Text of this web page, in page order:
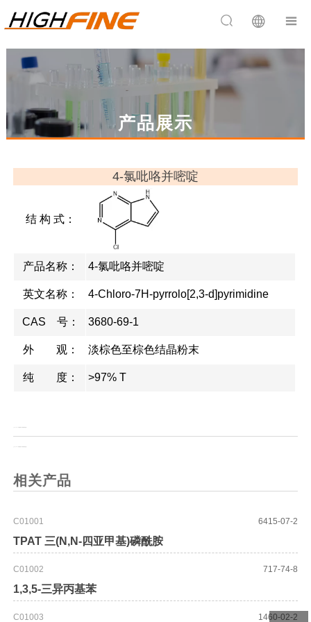
 
产品展示
4-氯吡咯并嘧啶
结 构 式：
产品名称： 4-氯吡咯并嘧啶
英文名称： 4-Chloro-7H-pyrrolo[2,3-d]pyrimidine
CAS 号： 3680-69-1
外 观： 淡棕色至棕色结晶粉末
纯 度： >97% T
相关产品
C01001
TPAT 三(N,N-四亚甲基)磷酰胺
6415-07-2
C01002
1,3,5-三异丙基苯
717-74-8
C01003 1460-02-2